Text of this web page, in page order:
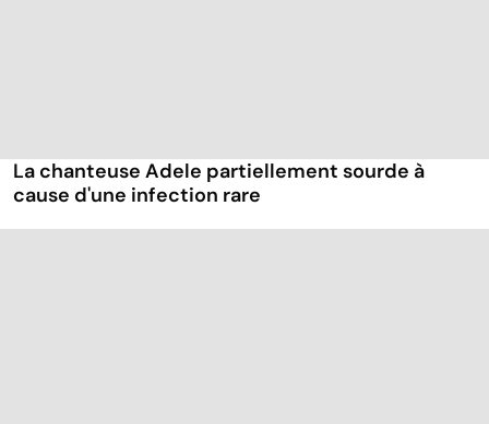
La chanteuse Adele partiellement sourde à
cause d'une infection rare